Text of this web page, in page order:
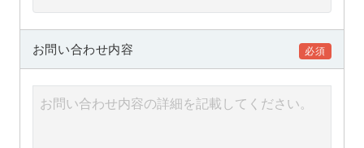
お問い合わせ内容